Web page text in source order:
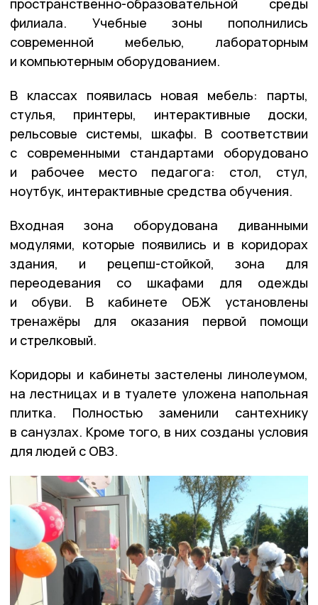
филиала. Учебные зоны пополнились
современной мебелью, лабораторным
и компьютерным оборудованием.
В классах появилась новая мебель: парты,
стулья, принтеры, интерактивные доски,
рельсовые системы, шкафы. В соответствии
с современными стандартами оборудовано
и рабочее место педагога: стол, стул,
ноутбук, интерактивные средства обучения.
Входная зона оборудована диванными
модулями, которые появились и в коридорах
здания, и рецепш-стойкой, зона для
переодевания со шкафами для одежды
и обуви. В кабинете ОБЖ установлены
тренажёры для оказания первой помощи
и стрелковый.
Коридоры и кабинеты застелены линолеумом,
на лестницах и в туалете уложена напольная
плитка. Полностью заменили сантехнику
в санузлах. Кроме того, в них созданы условия
для людей с ОВЗ.